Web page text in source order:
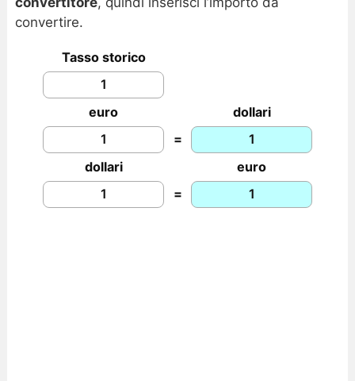
convertire.
Tasso storico
euro
dollari
=
dollari
euro
=